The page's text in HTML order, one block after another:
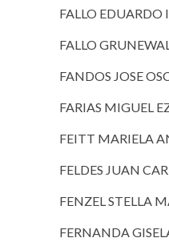
FALLO EDUARDO
FALLO
FANDOS JOSE
FARIAS MIGUEL
FEITT MARIELA
FELDES JUAN
FENZEL STELLA
FERNANDA